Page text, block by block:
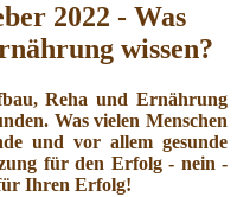
2022 - Was
wissen?
Reha und Ernährung
Was vielen Menschen
und vor allem gesunde
für den Erfolg - nein -
Ihren Erfolg!